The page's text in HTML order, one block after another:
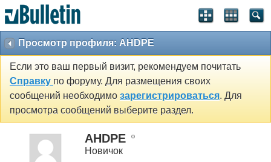
Просмотр профиля: AHDPE
Если это ваш первый визит, рекомендуем почитать
Справку по форуму. Для размещения своих
сообщений необходимо зарегистрироваться. Для
просмотра сообщений выберите раздел.
AHDPE
Новичок